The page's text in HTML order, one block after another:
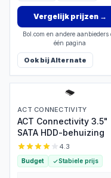
Vergelijk prijzen→
Bol.com en andere aanbieders
één pagina
Ook bijAlternate
ACT CONNECTIVITY
ACT Connectivity 3.5"
SATA HDD-behuizing
4.3
Budget Stabiele prijs